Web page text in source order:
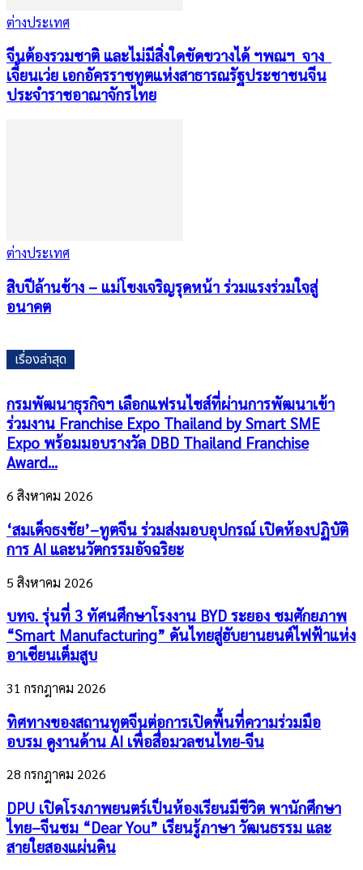
ต่างประเทศ
จีนต้องรวมชาติ และไม่มีสิ่งใดขัดขวางได้ ฯพณฯ จาง
เจี้ยนเว่ย เอกอัครราชทูตแห่งสาธารณรัฐประชาชนจีน
ประจำราชอาณาจักรไทย
ต่างประเทศ
สิบปีล้านช้าง – แม่โขงเจริญรุดหน้า ร่วมแรงร่วมใจสู่
อนาคต
เรื่องล่าสุด
กรมพัฒนาธุรกิจฯ เลือกแฟรนไชส์ที่ผ่านการพัฒนาเข้า
ร่วมงาน Franchise Expo Thailand by Smart SME
Expo พร้อมมอบรางวัล DBD Thailand Franchise
Award...
6 สิงหาคม 2026
‘สมเด็จธงชัย’–ทูตจีน ร่วมส่งมอบอุปกรณ์ เปิดห้องปฏิบัติ
การ AI และนวัตกรรมอัจฉริยะ
5 สิงหาคม 2026
บทจ. รุ่นที่ 3 ทัศนศึกษาโรงงาน BYD ระยอง ชมศักยภาพ
“Smart Manufacturing” ดันไทยสู่ฮับยานยนต์ไฟฟ้าแห่ง
อาเซียนเต็มสูบ
31 กรกฎาคม 2026
ทิศทางของสถานทูตจีนต่อการเปิดพื้นที่ความร่วมมือ
อบรม ดูงานด้าน AI เพื่อสื่อมวลชนไทย-จีน
28 กรกฎาคม 2026
DPU เปิดโรงภาพยนตร์เป็นห้องเรียนมีชีวิต พานักศึกษา
ไทย–จีนชม “Dear You” เรียนรู้ภาษา วัฒนธรรม และ
สายใยสองแผ่นดิน